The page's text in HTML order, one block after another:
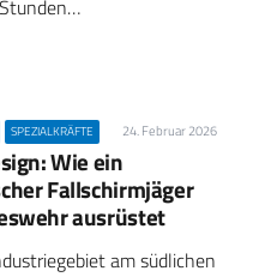
SPEZIALKRÄFTE 24. Februar 2026
Wie ein
Fallschirmjäger
ausrüstet
am südlichen